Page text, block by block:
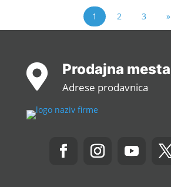
1 2 3 »
 Prodajna mesta
Adrese prodavnica